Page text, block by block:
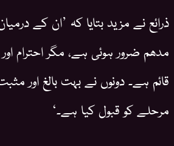
ذرائع نے مزید بتایا کہ ’ان کے
مدھم ضرور ہوئی ہے، مگر احترام
قائم ہے۔ دونوں نے بہت بالغ اور
مرحلے کو قبول کیا ہے۔‘